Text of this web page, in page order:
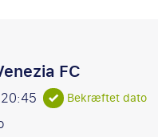
FC
20:45 Bekræftet dato